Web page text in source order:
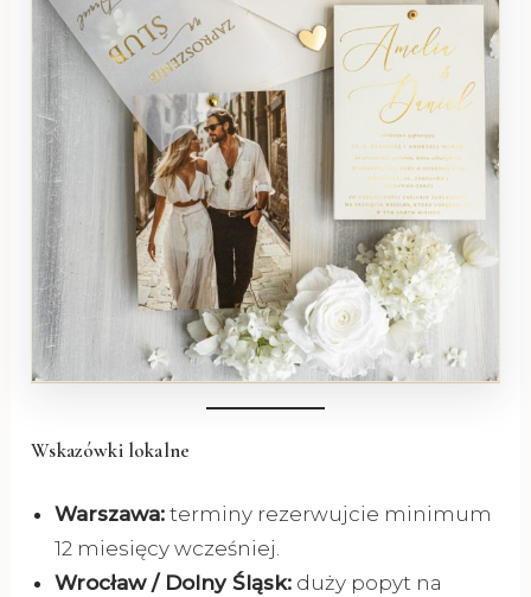
Wskazówki lokalne
Warszawa: terminy rezerwujcie minimum
12 miesięcy wcześniej.
Wrocław / Dolny Śląsk: duży popyt na